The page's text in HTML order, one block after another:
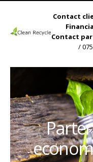
Contact
Contact
/